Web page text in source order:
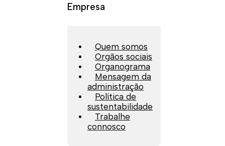
Empresa
Quem somos
Orgãos sociais
Organograma
Mensagem da
administração
Política de
sustentabilidade
Trabalhe
connosco